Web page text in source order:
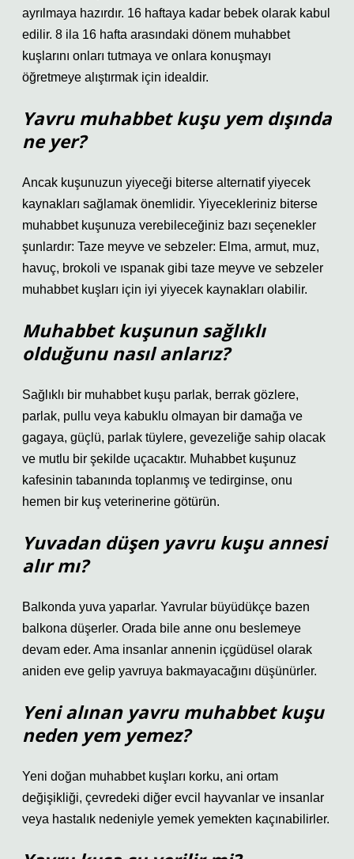
ayrılmaya hazırdır. 16 haftaya kadar bebek olarak kabul
edilir. 8 ila 16 hafta arasındaki dönem muhabbet
kuşlarını onları tutmaya ve onlara konuşmayı
öğretmeye alıştırmak için idealdir.
Yavru muhabbet kuşu yem dışında
ne yer?
Ancak kuşunuzun yiyeceği biterse alternatif yiyecek
kaynakları sağlamak önemlidir. Yiyecekleriniz biterse
muhabbet kuşunuza verebileceğiniz bazı seçenekler
şunlardır: Taze meyve ve sebzeler: Elma, armut, muz,
havuç, brokoli ve ıspanak gibi taze meyve ve sebzeler
muhabbet kuşları için iyi yiyecek kaynakları olabilir.
Muhabbet kuşunun sağlıklı
olduğunu nasıl anlarız?
Sağlıklı bir muhabbet kuşu parlak, berrak gözlere,
parlak, pullu veya kabuklu olmayan bir damağa ve
gagaya, güçlü, parlak tüylere, gevezeliğe sahip olacak
ve mutlu bir şekilde uçacaktır. Muhabbet kuşunuz
kafesinin tabanında toplanmış ve tedirginse, onu
hemen bir kuş veterinerine götürün.
Yuvadan düşen yavru kuşu annesi
alır mı?
Balkonda yuva yaparlar. Yavrular büyüdükçe bazen
balkona düşerler. Orada bile anne onu beslemeye
devam eder. Ama insanlar annenin içgüdüsel olarak
aniden eve gelip yavruya bakmayacağını düşünürler.
Yeni alınan yavru muhabbet kuşu
neden yem yemez?
Yeni doğan muhabbet kuşları korku, ani ortam
değişikliği, çevredeki diğer evcil hayvanlar ve insanlar
veya hastalık nedeniyle yemek yemekten kaçınabilirler.